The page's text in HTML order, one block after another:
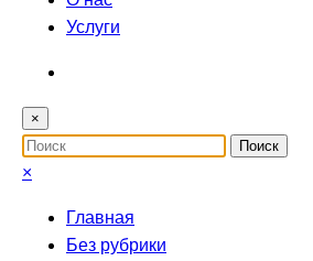
Услуги
×
×
Главная
Без рубрики